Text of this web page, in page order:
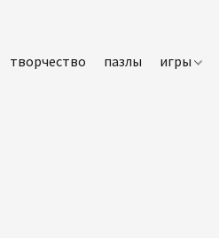
творчество пазлы игры